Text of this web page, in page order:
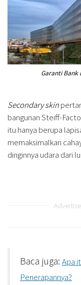
Garanti Bank
Secondary skin
bangunan Steiff-
itu hanya berupa
memaksimalkan
dinginnya udara dari
Baca juga: Apa
Penerapannya?